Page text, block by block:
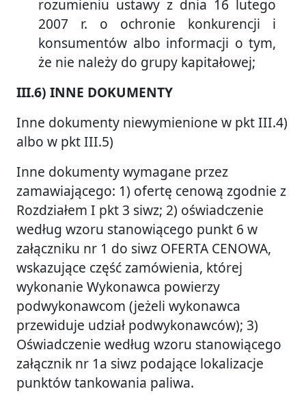
rozumieniu ustawy z dnia 16 lutego
2007 r. o ochronie konkurencji i
konsumentów albo informacji o tym,
że nie należy do grupy kapitałowej;
III.6) INNE DOKUMENTY
Inne dokumenty niewymienione w pkt III.4)
albo w pkt III.5)
Inne dokumenty wymagane przez
zamawiającego: 1) ofertę cenową zgodnie z
Rozdziałem I pkt 3 siwz; 2) oświadczenie
według wzoru stanowiącego punkt 6 w
załączniku nr 1 do siwz OFERTA CENOWA,
wskazujące część zamówienia, której
wykonanie Wykonawca powierzy
podwykonawcom (jeżeli wykonawca
przewiduje udział podwykonawców); 3)
Oświadczenie według wzoru stanowiącego
załącznik nr 1a siwz podające lokalizacje
punktów tankowania paliwa.